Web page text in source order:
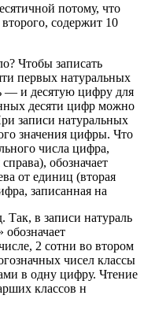
потому, что
содержит 10
Чтобы записать
первых натуральных
— и десятую цифру для
десяти цифр можно
записи натуральных
значения цифры. Что
числа цифра,
обозначает
от единиц (вторая
записанная на
Так, в записи натураль
2 сотни во втором
чисел классы
в одну цифру. Чтение
классов н